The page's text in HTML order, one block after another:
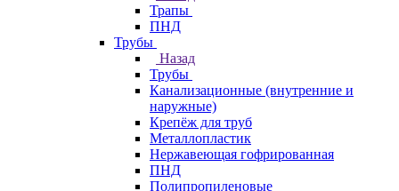
Трапы
ПНД
Трубы
Назад
Трубы
Канализационные (внутренние и
наружные)
Крепёж для труб
Металлопластик
Нержавеющая гофрированная
ПНД
Полипропиленовые